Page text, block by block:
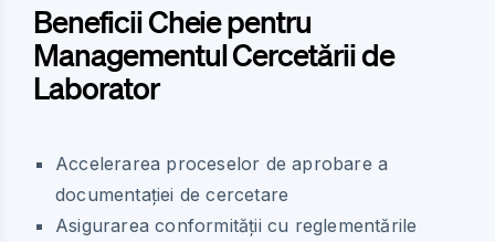
Beneficii Cheie pentru
Managementul Cercetării de
Laborator
Accelerarea proceselor de aprobare a
documentației de cercetare
Asigurarea conformității cu reglementările